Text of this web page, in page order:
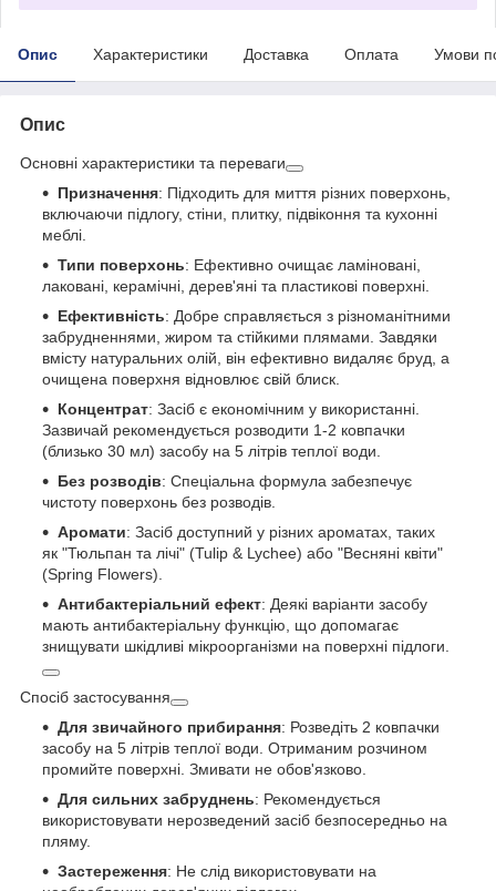
Опис Характеристики Доставка Оплата Умови
Опис
Основні характеристики та переваги
Призначення: Підходить для миття різних поверхонь,
включаючи підлогу, стіни, плитку, підвіконня та кухонні
меблі.
Типи поверхонь: Ефективно очищає ламіновані,
лаковані, керамічні, дерев'яні та пластикові поверхні.
Ефективність: Добре справляється з різноманітними
забрудненнями, жиром та стійкими плямами. Завдяки
вмісту натуральних олій, він ефективно видаляє бруд, а
очищена поверхня відновлює свій блиск.
Концентрат: Засіб є економічним у використанні.
Зазвичай рекомендується розводити 1-2 ковпачки
(близько 30 мл) засобу на 5 літрів теплої води.
Без розводів: Спеціальна формула забезпечує
чистоту поверхонь без розводів.
Аромати: Засіб доступний у різних ароматах, таких
як "Тюльпан та лічі" (Tulip & Lychee) або "Весняні квіти"
(Spring Flowers).
Антибактеріальний ефект: Деякі варіанти засобу
мають антибактеріальну функцію, що допомагає
знищувати шкідливі мікроорганізми на поверхні підлоги.
Спосіб застосування
Для звичайного прибирання: Розведіть 2 ковпачки
засобу на 5 літрів теплої води. Отриманим розчином
промийте поверхні. Змивати не обов'язково.
Для сильних забруднень: Рекомендується
використовувати нерозведений засіб безпосередньо на
пляму.
Застереження: Не слід використовувати на